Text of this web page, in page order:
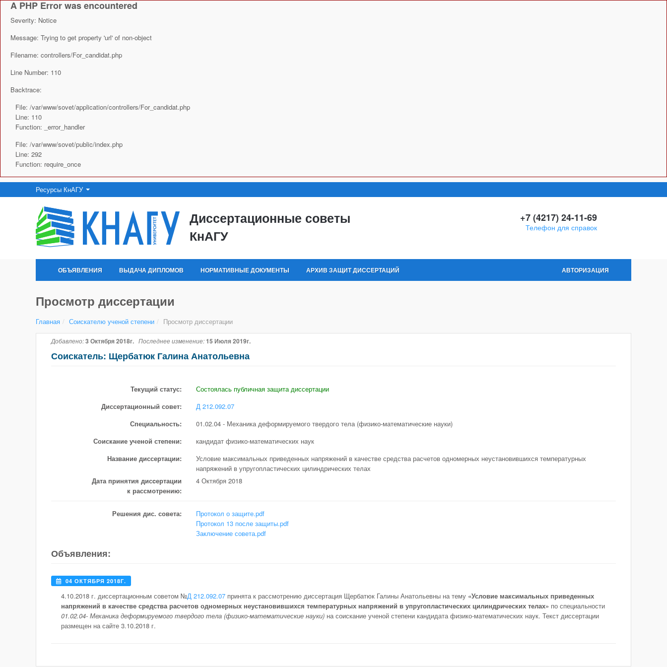
A PHP Error was encountered
Severity: Notice
Message: Trying to get property 'url' of non-object
Filename: controllers/For_candidat.php
Line Number: 110
Backtrace:
File: /var/www/sovet/application/controllers/For_candidat.php
Line: 110
Function: _error_handler
File: /var/www/sovet/public/index.php
Line: 292
Function: require_once
Ресурсы КнАГУ
Диссертационные советы
КнАГУ
+7 (4217) 24-11-69
Телефон для справок
ОБЪЯВЛЕНИЯ ВЫДАЧА ДИПЛОМОВ НОРМАТИВНЫЕ ДОКУМЕНТЫ АРХИВ ЗАЩИТ ДИССЕРТАЦИЙ АВТОРИЗАЦИЯ
Просмотр диссертации
Главная / Соискателю ученой степени / Просмотр диссертации
Добавлено:3 Октября 2018г. Последнее изменение:15 Июля 2019г.
Соискатель: Щербатюк Галина Анатольевна
Текущий статус:
Состоялась публичная защита диссертации
Диссертационный совет:
Д 212.092.07
Специальность:
01.02.04 - Механика деформируемого твердого тела (физико-математические науки)
Соискание ученой степени:
кандидат физико-математических наук
Название диссертации:
Условие максимальных приведенных напряжений в качестве средства расчетов одномерных неустановившихся температурных
напряжений в упругопластических цилиндрических телах
Дата принятия дисcертации
к рассмотрению:
4 Октября 2018
Решения дис. совета:
Протокол о защите.pdf
Протокол 13 после защиты.pdf
Заключение совета.pdf
Объявления:
04 ОКТЯБРЯ 2018Г.
4.10.2018 г. диссертационным советом №Д 212.092.07 принята к рассмотрению диссертация Щербатюк Галины Анатольевны на тему «Условие максимальных приведенных
напряжений в качестве средства расчетов одномерных неустановившихся температурных напряжений в упругопластических цилиндрических телах» по специальности
01.02.04- Механика деформируемого твердого тела (физико-математические науки) на соискание ученой степени кандидата физико-математических наук. Текст диссертации
размещен на сайте 3.10.2018 г.